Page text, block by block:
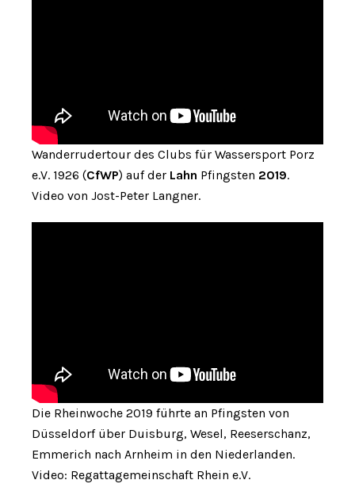
Wanderrudertour des Clubs für Wassersport Porz
e.V. 1926 (CfWP) auf der Lahn Pfingsten 2019.
Video von Jost-Peter Langner.
Die Rheinwoche 2019 führte an Pfingsten von
Düsseldorf über Duisburg, Wesel, Reeserschanz,
Emmerich nach Arnheim in den Niederlanden.
Video: Regattagemeinschaft Rhein e.V.